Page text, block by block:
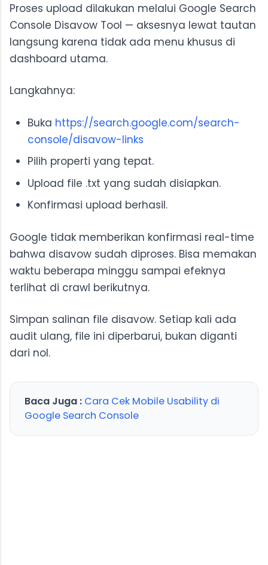
Proses upload dilakukan melalui Google Search
Console Disavow Tool — aksesnya lewat tautan
langsung karena tidak ada menu khusus di
dashboard utama.
Langkahnya:
Buka https://search.google.com/search-
console/disavow-links
Pilih properti yang tepat.
Upload file .txt yang sudah disiapkan.
Konfirmasi upload berhasil.
Google tidak memberikan konfirmasi real-time
bahwa disavow sudah diproses. Bisa memakan
waktu beberapa minggu sampai efeknya
terlihat di crawl berikutnya.
Simpan salinan file disavow. Setiap kali ada
audit ulang, file ini diperbarui, bukan diganti
dari nol.
Baca Juga : Cara Cek Mobile Usability di
Google Search Console